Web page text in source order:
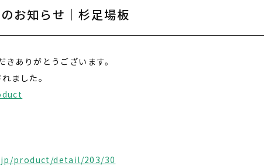
お知らせ｜杉足場板
ありがとうございます。
ました。
product/detail/203/30